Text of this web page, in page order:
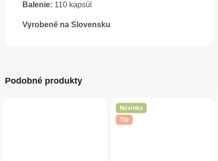
Balenie: 110 kapsúl
Vyrobené na Slovensku
Podobné produkty
Novinka
Tip